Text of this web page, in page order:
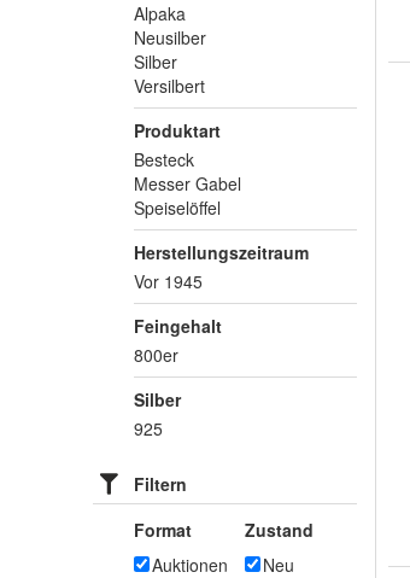
Alpaka
Neusilber
Silber
Versilbert
Produktart
Besteck
Messer Gabel
Speiselöffel
Herstellungszeitraum
Vor 1945
Feingehalt
800er
Silber
925
Filtern
Format
Auktionen
Zustand
Neu